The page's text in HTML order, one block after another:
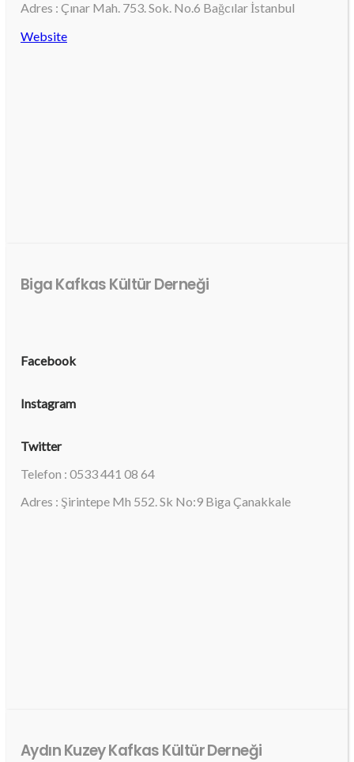
Adres : Çınar Mah. 753. Sok. No.6 Bağcılar İstanbul
Website
Biga Kafkas Kültür Derneği
Facebook
Instagram
Twitter
Telefon : 0533 441 08 64
Adres : Şirintepe Mh 552. Sk No:9 Biga Çanakkale
Aydın Kuzey Kafkas Kültür Derneği